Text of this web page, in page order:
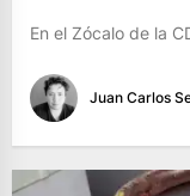
En el Zócalo de la
Juan Carlos